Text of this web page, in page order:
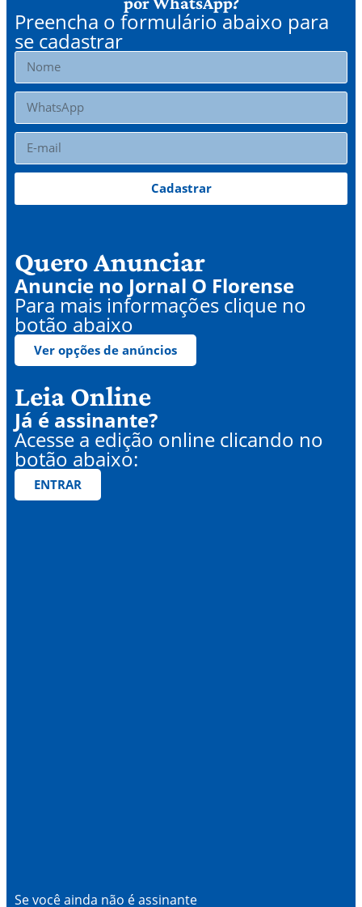
Preencha o formulário abaixo para
se cadastrar
Cadastrar
Quero Anunciar
Anuncie no Jornal O Florense
Para mais informações clique no
botão abaixo
Ver opções de anúncios
Leia Online
Já é assinante?
Acesse a edição online clicando no
botão abaixo:
ENTRAR
Se você ainda não é assinante